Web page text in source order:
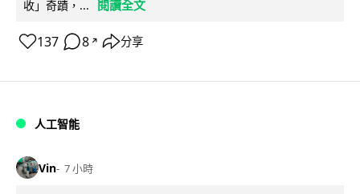
收」奇蹟，...
閱讀全文
137 8 ↗ 分享
人工智能
Vin 7 小時